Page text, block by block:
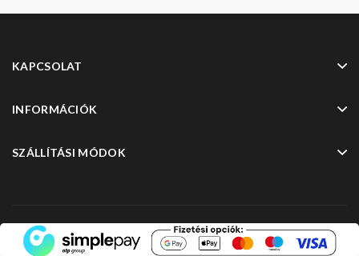
KAPCSOLAT
INFORMÁCIÓK
SZÁLLÍTÁSI MÓDOK